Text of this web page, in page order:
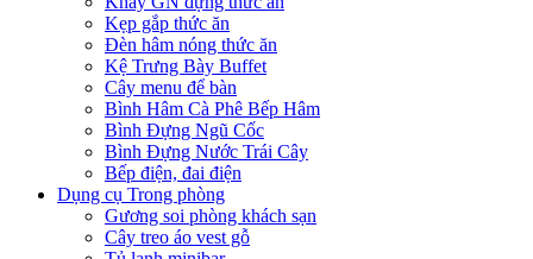
Kẹp gắp thức ăn
Đèn hâm nóng thức ăn
Kệ Trưng Bày Buffet
Cây menu để bàn
Bình Hâm Cà Phê Bếp Hâm
Bình Đựng Ngũ Cốc
Bình Đựng Nước Trái Cây
Bếp điện, đai điện
Dụng cụ Trong phòng
Gương soi phòng khách sạn
Cây treo áo vest gỗ